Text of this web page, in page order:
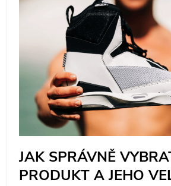
JAK SPRÁVNĚ
PRODUKT A JEHO